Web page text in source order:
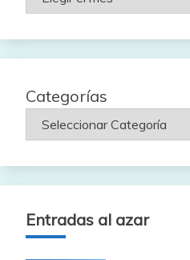
por
Categorías
Entradas al azar